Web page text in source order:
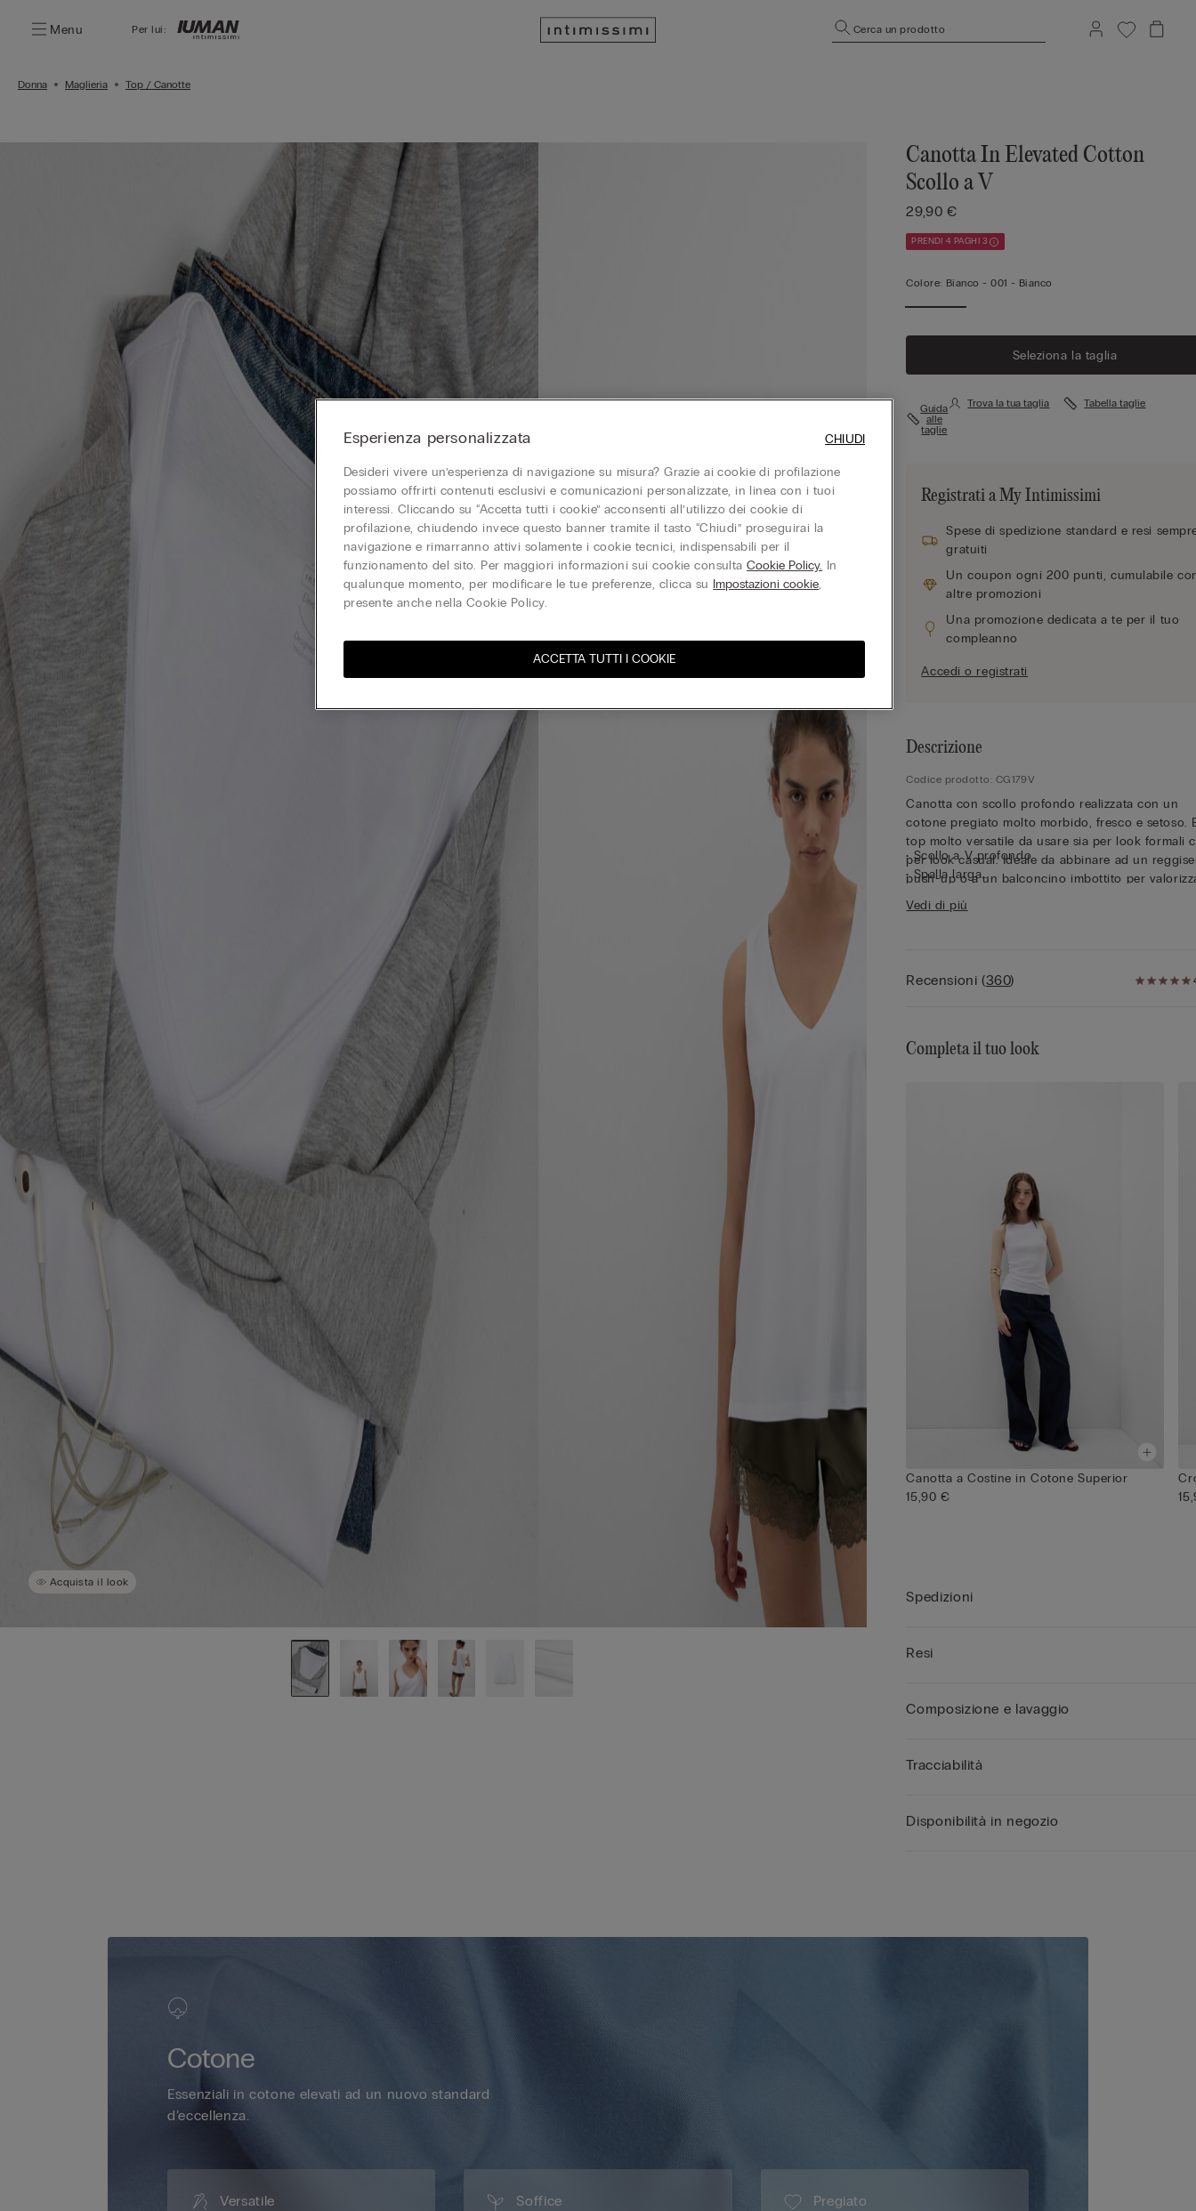
Menu Per lui: Cerca un prodotto
Donna Maglieria Top / Canotte
Acquista il look
Canotta In Elevated Cotton
Scollo a V
29,90 €
PRENDI 4 PAGHI 3
Colore: Bianco -001 - Bianco
Seleziona la taglia
Guida
alle
taglie
Trova la tua taglia Tabella taglie
Registrati a My Intimissimi
Spese di spedizione standard e resi
gratuiti
Un coupon ogni 200 punti, cumulabile
altre promozioni
Una promozione dedicata a te per il tuo
compleanno
Accedi o registrati
Descrizione
Codice prodotto: CG179V
Canotta con scollo profondo realizzata con un
cotone pregiato molto morbido, fresco e setoso.
top molto versatile da usare sia per look formali
per look casual. Ideale da abbinare ad un
push-up o a un balconcino imbottito per
la scollatura.
• Scollo a V profondo
• Spalla larga
• Vestibilità regular
Vedi di più
Recensioni (360)
Completa il tuo look
Canotta a Costine in Cotone Superior
15,90 €
Spedizioni
Resi
Composizione e lavaggio
Tracciabilità
Disponibilità in negozio
Cotone
Essenziali in cotone elevati ad un nuovo standard
d’eccellenza.
Versatile Soffice Pregiato
Esperienza personalizzata
Desideri vivere un’esperienza di navigazione su misura? Grazie ai cookie di profilazione
possiamo offrirti contenuti esclusivi e comunicazioni personalizzate, in linea con i tuoi
interessi. Cliccando su “Accetta tutti i cookie” acconsenti all’utilizzo dei cookie di
profilazione, chiudendo invece questo banner tramite il tasto “Chiudi” proseguirai la
navigazione e rimarranno attivi solamente i cookie tecnici, indispensabili per il
funzionamento del sito. Per maggiori informazioni sui cookie consultaCookie Policy. In
qualunque momento, per modificare le tue preferenze, clicca su Impostazioni cookie,
presente anche nella Cookie Policy.
ACCETTA TUTTI I COOKIE
CHIUDI